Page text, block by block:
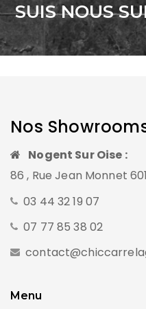
SUIS NOUS
Nos
Nogent Sur Oise :
86 , Rue Jean Monnet
03 44 32 19 07
07 77 85 38 02
Menu